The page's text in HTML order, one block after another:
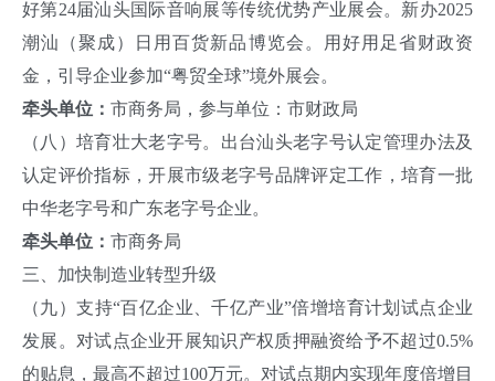
好第24届汕头国际音响展等传统优势产业展会。新办2025
潮汕（聚成）日用百货新品博览会。用好用足省财政资
金，引导企业参加“粤贸全球”境外展会。
牵头单位： 市商务局，参与单位：市财政局
（八）培育壮大老字号。出台汕头老字号认定管理办法及
认定评价指标，开展市级老字号品牌评定工作，培育一批
中华老字号和广东老字号企业。
牵头单位： 市商务局
三、加快制造业转型升级
（九）支持“百亿企业、千亿产业”倍增培育计划试点企业
发展。对试点企业开展知识产权质押融资给予不超过0.5%
的贴息，最高不超过100万元。对试点期内实现年度倍增目